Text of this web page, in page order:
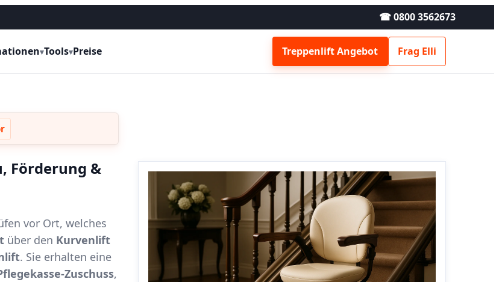
☎ 0800 3562673
▾Tools▾Preise Treppenlift Angebot Frag Elli
Förderung &
vor Ort, welches
über den Kurvenlift
. Sie erhalten eine
Zuschuss,